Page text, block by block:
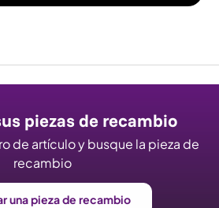
piezas de recambio
de artículo y busque la pieza de
recambio
una pieza de recambio